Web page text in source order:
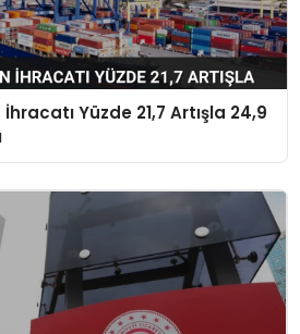
Yüzde 21,7 Artışla 24,9